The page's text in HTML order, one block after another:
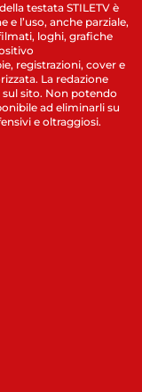
testata STILETV è
l’uso, anche parziale,
loghi, grafiche
registrazioni, cover e
La redazione
sito. Non potendo
ad eliminarli su
e oltraggiosi.